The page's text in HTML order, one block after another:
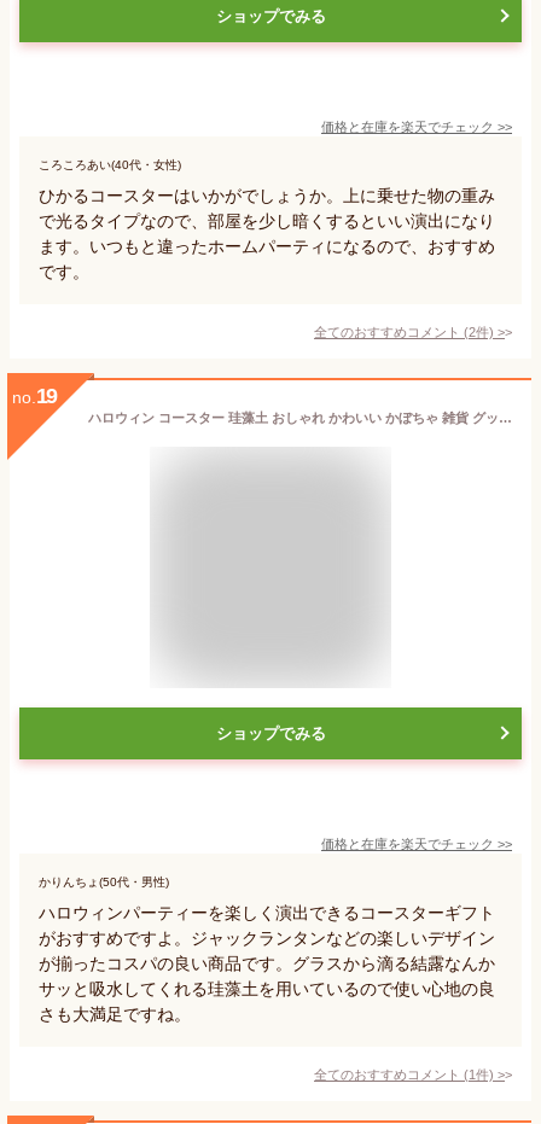
ショップでみる
価格と在庫を楽天でチェック >>
ころころあい(40代・女性)
ひかるコースターはいかがでしょうか。上に乗せた物の重み
で光るタイプなので、部屋を少し暗くするといい演出になり
ます。いつもと違ったホームパーティになるので、おすすめ
です。
全てのおすすめコメント (2件) >
no. 19
ハロウィン コースター 珪藻土 おしゃれ かわいい かぼちゃ 雑貨 グッズ ハロウィンパーティ プチプレゼント プチギフト 景品 吸水 送料無料 プレゼント プチギフト レビュー プレゼント レビュークーポン実施中! レビューを書いて ポッキリ 1000円 珪藻土コースター 1枚 り
ショップでみる
価格と在庫を楽天でチェック >>
かりんちょ(50代・男性)
ハロウィンパーティーを楽しく演出できるコースターギフト
がおすすめですよ。ジャックランタンなどの楽しいデザイン
が揃ったコスパの良い商品です。グラスから滴る結露なんか
サッと吸水してくれる珪藻土を用いているので使い心地の良
さも大満足ですね。
全てのおすすめコメント (1件) >